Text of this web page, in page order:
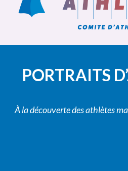
PORTRAITS
À la découverte des athlètes